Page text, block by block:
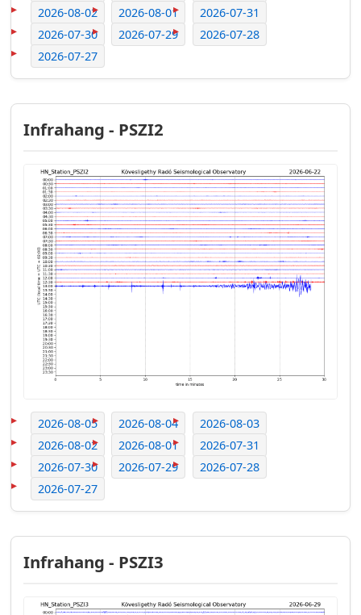
2026-08-02
2026-08-01
2026-07-31
2026-07-30
2026-07-29
2026-07-28
2026-07-27
Infrahang - PSZI2
2026-08-05 2026-08-04
2026-08-03
2026-08-02
2026-08-01
2026-07-31
2026-07-30
2026-07-29
2026-07-28
2026-07-27
Infrahang - PSZI3